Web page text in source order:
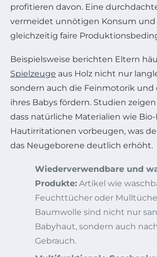
profitieren davon. Eine
vermeidet unnötigen Konsum
gleichzeitig faire
Beispielsweise berichten Eltern
Spielzeuge aus Holz nicht nur
sondern auch die Feinmotorik und
ihres Babys fördern. Studien
dass natürliche Materialien wie
Hautirritationen vorbeugen, was
das Neugeborene deutlich erhöht.
Wiederverwendbare und
Produkte: Artikel wie
Feuchttücher oder
Baumwolle sind nicht nur
Babyhaut, sondern auch
Gebrauch.